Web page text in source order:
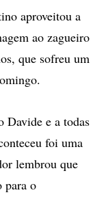
aproveitou a
ao zagueiro
que sofreu um
Davide e a todas
foi uma
lembrou que
para o